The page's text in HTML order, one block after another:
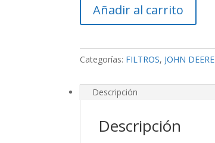
cantidad
Añadir al carrito
Categorías: FILTROS, JOHN DEERE
Descripción
Descripción